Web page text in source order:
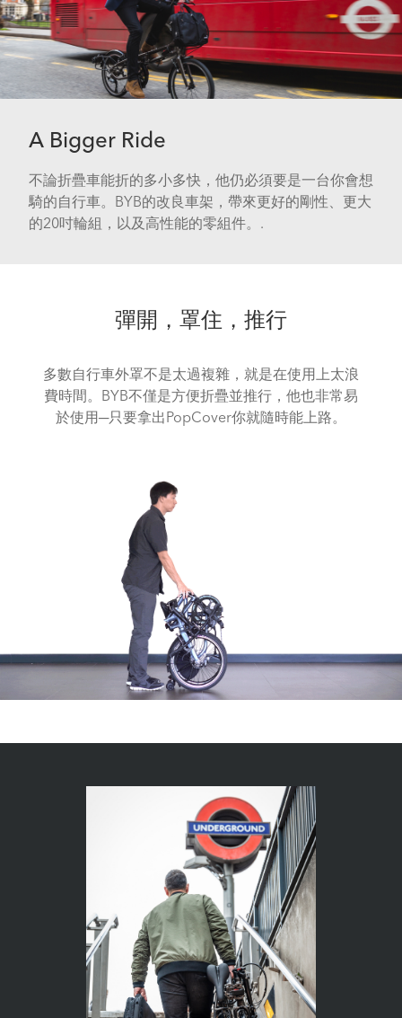
A Bigger Ride
不論折疊車能折的多小多快，他仍必須要是一台你會想
騎的自行車。BYB的改良車架，帶來更好的剛性、更大
的20吋輪組，以及高性能的零組件。.
彈開，罩住，推行
多數自行車外罩不是太過複雜，就是在使用上太浪
費時間。BYB不僅是方便折疊並推行，他也非常易
於使用─只要拿出PopCover你就隨時能上路。